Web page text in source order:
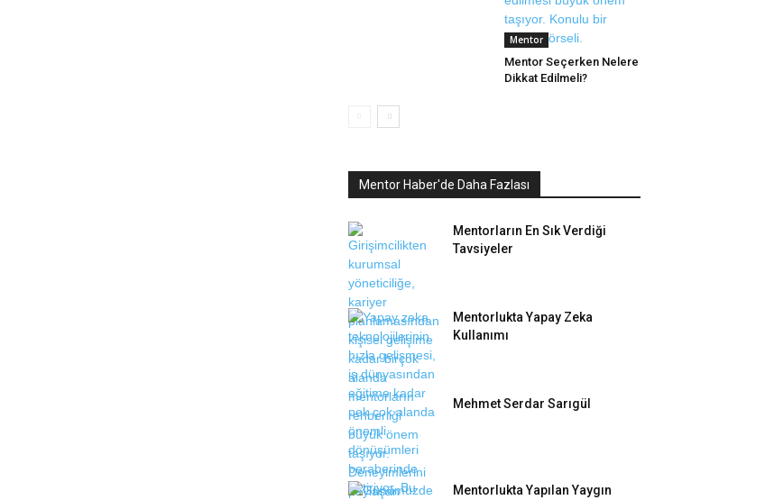
Mentor
Mentor Seçerken Nelere
Dikkat Edilmeli?
Mentor Haber'de Daha Fazlası
Mentorların En Sık Verdiği
Tavsiyeler
Mentorlukta Yapay Zeka
Kullanımı
Mehmet Serdar Sarıgül
Mentorlukta Yapılan Yaygın